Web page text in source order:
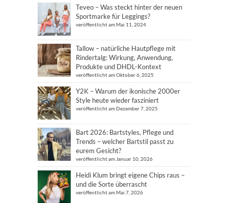
Teveo – Was steckt hinter der neuen
Sportmarke für Leggings?
veröffentlicht am Mai 11, 2024
Tallow – natürliche Hautpflege mit
Rindertalg: Wirkung, Anwendung,
Produkte und DHDL-Kontext
veröffentlicht am Oktober 6, 2025
Y2K – Warum der ikonische 2000er
Style heute wieder fasziniert
veröffentlicht am Dezember 7, 2025
Bart 2026: Bartstyles, Pflege und
Trends – welcher Bartstil passt zu
eurem Gesicht?
veröffentlicht am Januar 10, 2026
Heidi Klum bringt eigene Chips raus –
und die Sorte überrascht
veröffentlicht am Mai 7, 2026